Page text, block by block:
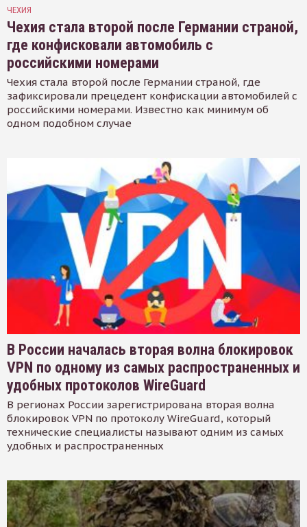
ЧЕХИЯ
Чехия стала второй после Германии страной,
где конфисковали автомобиль с
российскими номерами
Чехия стала второй после Германии страной, где
зафиксировали прецедент конфискации автомобилей с
российскими номерами. Известно как минимум об
одном подобном случае
В России началась вторая волна блокировок
VPN по одному из самых распространенных и
удобных протоколов WireGuard
В регионах России зарегистрирована вторая волна
блокировок VPN по протоколу WireGuard, который
технические специалисты называют одним из самых
удобных и распространенных